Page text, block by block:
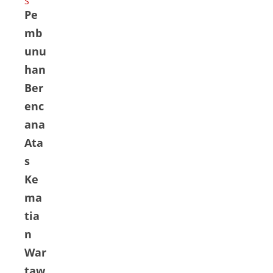
ator
Bida
ng
Polit
ik,
Huk
um
dan
Kea
man
an
Mah
fud
MD,
sent
il
Pe
mb
unu
han
Ber
enc
ana
Ata
s
Ke
ma
tia
n
War